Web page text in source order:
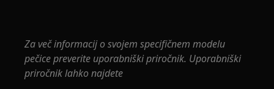
Za več informacij o svojem specifičnem modelu
pečice preverite uporabniški priročnik. Uporabniški
priročnik lahko najdete